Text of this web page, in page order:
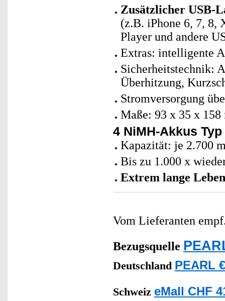
Zusätzlicher USB-
(z.B. iPhone 6, 7, 8,
Player und andere
Extras: intelligente
Sicherheitstechnik:
Überhitzung,
Stromversorgung
Maße: 93 x 35 x
4 NiMH-Akkus
Kapazität: je 2.700
Bis zu 1.000 x
Extrem lange
Vom Lieferanten
Bezugsquelle
Deutschland PEARL
Schweiz eMall CHF